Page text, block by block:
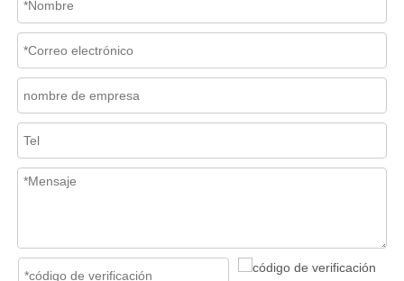
2026-07-06
Mecanismo de separación de flujo en filtros de cesta
En los sistemas de tuberías industriales, mantener la calidad del